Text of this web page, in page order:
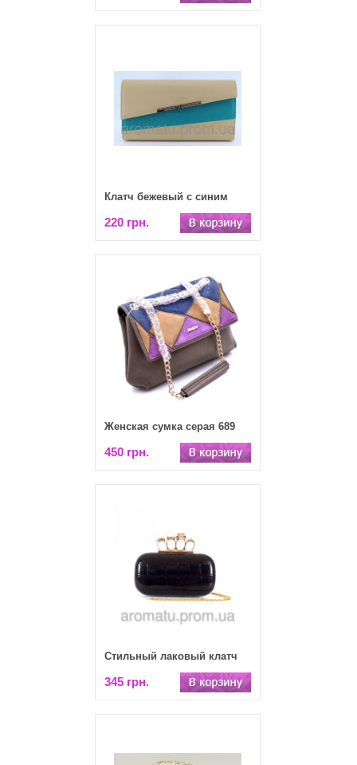
Клатч бежевый с синим
220 грн.
Женская сумка серая 689
450 грн.
Стильный лаковый клатч
345 грн.